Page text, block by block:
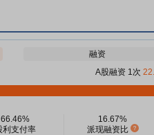
融资
A股融资 1次
66.46%
利支付率
16.67%
派现融资比